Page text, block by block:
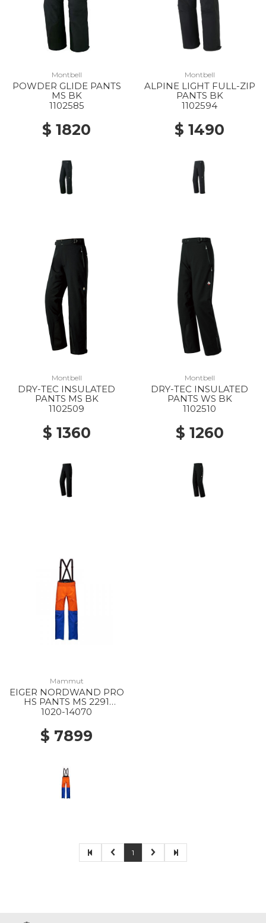
Montbell
POWDER GLIDE PANTS
MS BK
1102585
$ 1820
Montbell
ALPINE LIGHT FULL-ZIP
PANTS BK
1102594
$ 1490
Montbell
DRY-TEC INSULATED
PANTS MS BK
1102509
$ 1360
Montbell
DRY-TEC INSULATED
PANTS WS BK
1102510
$ 1260
Mammut
EIGER NORDWAND PRO
HS PANTS MS 2291
EIGER ORANGE-EIGER
1020-14070
$ 7899
1